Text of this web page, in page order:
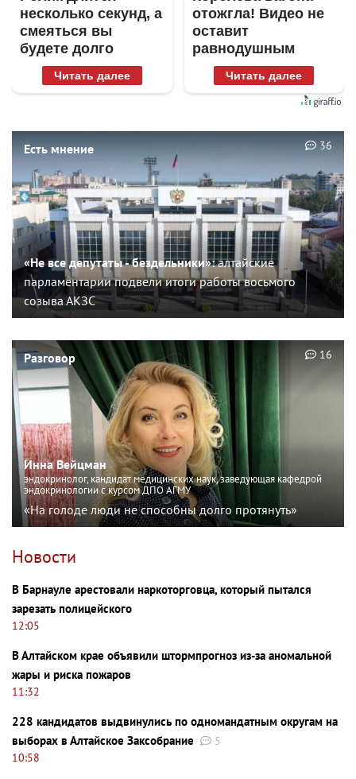
несколько секунд, а
смеяться вы
будете долго
Читать далее
отожгла! Видео не
оставит
равнодушным
Читать далее
Есть мнение
«Не все депутаты - бездельники»:алтайские
парламентарии подвели итоги работы восьмого
созыва АКЗС
36
Разговор
Инна Вейцман
эндокринолог, кандидат медицинских наук, заведующая кафедрой
эндокринологии с курсом ДПО АГМУ
«На голоде люди не способны долго протянуть»
16
Новости
В Барнауле арестовали наркоторговца, который пытался
зарезать полицейского
12:05
В Алтайском крае объявили штормпрогноз из-за аномальной
жары и риска пожаров
11:32
228 кандидатов выдвинулись по одномандатным округам на
выборах в Алтайское Заксобрание
5
10:58